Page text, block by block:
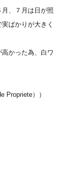
、７月は日が照
ばかりが大きく
かった為、白ワ
Propriete））